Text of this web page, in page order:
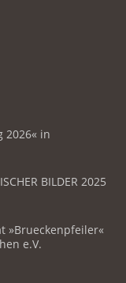
2026« in
BILDER 2025
»Brueckenpfeiler«
e.V.